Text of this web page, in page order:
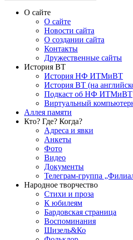
О сайте
О сайте
Новости сайта
О создании сайта
Контакты
Дружественные сайты
История ВТ
История НФ ИТМиВТ
История ВТ (на
Подкаст об НФ ИТМиВТ
Виртуальный
Аллея памяти
Кто? Где? Когда?
Адреса и явки
Анкеты
Фото
Видео
Документы
Телеграм-группа
Народное творчество
Стихи и проза
К юбилеям
Бардовская страница
Воспоминания
Шизель&Ко